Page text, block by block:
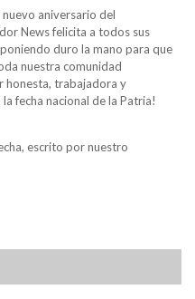
aniversario del
News felicita a todos sus
duro la mano para que
nuestra comunidad
honesta, trabajadora y
fecha nacional de la Patria!
escrito por nuestro